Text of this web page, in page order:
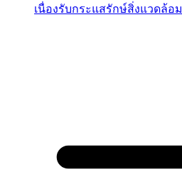
เนื่องรับกระแสรักษ์สิ่งแวดล้อม